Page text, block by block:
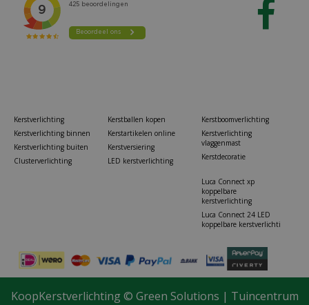
Kerstverlichting
Kerstverlichting binnen
Kerstverlichting buiten
Clusterverlichting
Kerstballen kopen
Kerstartikelen online
Kerstversiering
LED kerstverlichting
Kerstboomverlichting
Kerstverlichting
vlaggenmast
Kerstdecoratie
Luca Connect xp
koppelbare
kerstverlichting
Luca Connect 24 LED
koppelbare kerstverlichti
KoopKerstverlichting © Green Solutions | Tuincentrum